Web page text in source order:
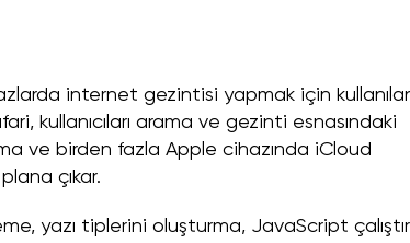
internet gezintisi yapmak için
kullanıcıları arama ve gezinti esnasındaki
ve birden fazla Apple cihazında iCloud
çıkar.
yazı tiplerini oluşturma, JavaScript